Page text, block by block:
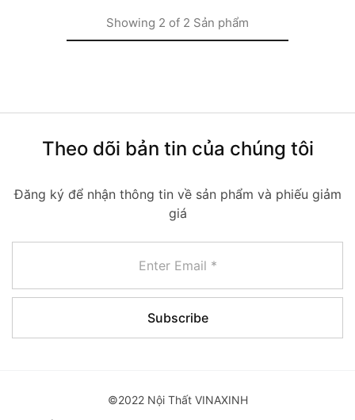
Showing 2 of 2 Sản phẩm
Theo dõi bản tin của chúng tôi
Đăng ký để nhận thông tin về sản phẩm và phiếu giảm
giá
©2022 Nội Thất VINAXINH